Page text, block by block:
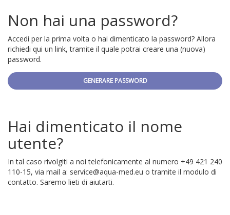
Non hai una password?
Accedi per la prima volta o hai dimenticato la password? Allora
richiedi qui un link, tramite il quale potrai creare una (nuova)
password.
GENERARE PASSWORD
Hai dimenticato il nome
utente?
In tal caso rivolgiti a noi telefonicamente al numero +49 421 240
110-15, via mail a: service@aqua-med.eu o tramite il modulo di
contatto. Saremo lieti di aiutarti.